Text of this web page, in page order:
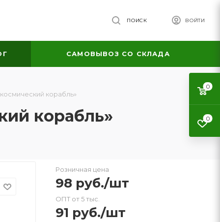
ВОЙТИ
ПОИСК
САМОВЫВОЗ СО СКЛАДА
корабль»
корабль»
Розничная цена
98 руб./шт
ОПТ от 5 тыс.
91 руб./шт
0
0